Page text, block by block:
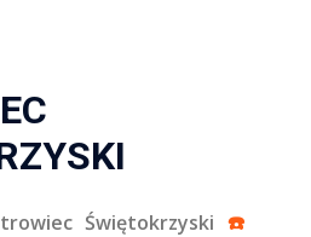
Świętokrzyski☎️